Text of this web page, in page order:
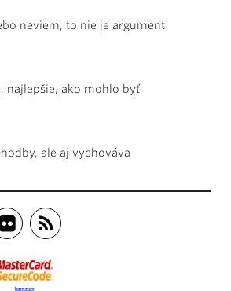
neviem, to nie je argument
najlepšie, ako mohlo byť
ale aj vychováva